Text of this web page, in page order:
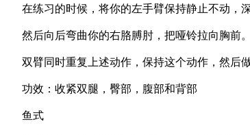
在练习的时候，将你的左手臂保持静止不动，深
然后向后弯曲你的右胳膊肘，把哑铃拉向胸前。
双臂同时重复上述动作，保持这个动作，然后做
功效：收紧双腿，臀部，腹部和背部
鱼式